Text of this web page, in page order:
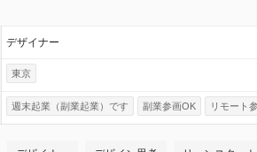
デザイナー
東京
週末起業（副業起業）です 副業参画OK リモート